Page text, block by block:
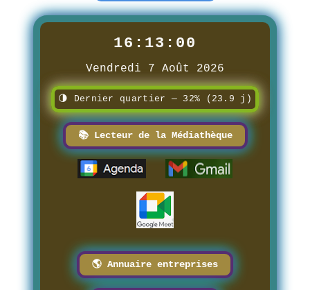
16:13:03
Vendredi 7 Août 2026
🌗 Dernier quartier — 32% (23.9 j)
📚 Lecteur de la Médiathèque
🌎 Annuaire entreprises